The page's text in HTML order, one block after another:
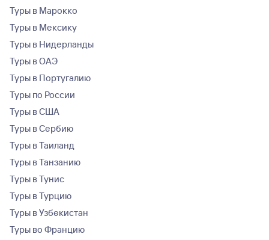
Туры в Марокко
Туры в Мексику
Туры в Нидерланды
Туры в ОАЭ
Туры в Португалию
Туры по России
Туры в США
Туры в Сербию
Туры в Таиланд
Туры в Танзанию
Туры в Тунис
Туры в Турцию
Туры в Узбекистан
Туры во Францию